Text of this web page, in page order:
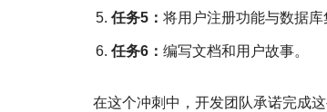
任务5： 将用户注册功能与数据库
任务6： 编写文档和用户故事。
在这个冲刺中，开发团队承诺完成